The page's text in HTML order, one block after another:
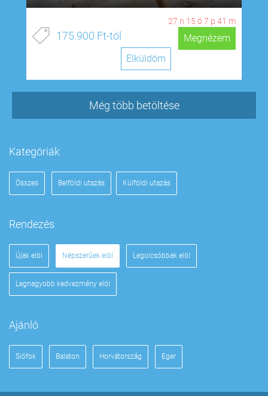
27 n 15 ó7 p 40 m
175.900 Ft-tól
Megnézem
Elküldöm
Még több betöltése
Kategóriák
Összes Belföldi utazás Külföldi utazás
Rendezés
Újak elöl Népszerűek elöl Legolcsóbbak elöl
Legnagyobb kedvezmény elöl
Ajánló
Siófok Balaton Horvátország Eger